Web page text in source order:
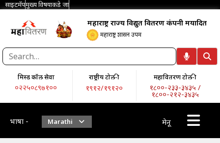
साइटमॅपमुख्य विषयाकडे जा
महाराष्ट्र राज्य विद्युत वितरण कंपनी मर्यादित
महाराष्ट्र शासन उपक्रम
मिस्ड कॉल सेवा
०२२५०८९७१००
राष्ट्रीय टोल-फ्री
१९१२/१९१२०
महावितरण टोल-फ्री
१८००-२३३-३४३५ /
१८००-२१२-३४३५
भाषा - Marathi मेनू